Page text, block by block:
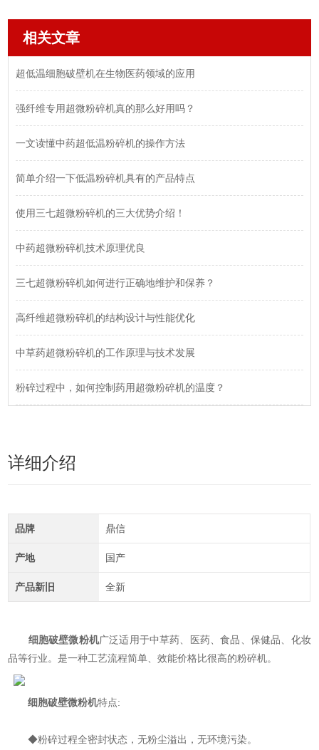
相关文章
超低温细胞破壁机在生物医药领域的应用
强纤维专用超微粉碎机真的那么好用吗？
一文读懂中药超低温粉碎机的操作方法
简单介绍一下低温粉碎机具有的产品特点
使用三七超微粉碎机的三大优势介绍！
中药超微粉碎机技术原理优良
三七超微粉碎机如何进行正确地维护和保养？
高纤维超微粉碎机的结构设计与性能优化
中草药超微粉碎机的工作原理与技术发展
粉碎过程中，如何控制药用超微粉碎机的温度？
详细介绍
品牌 鼎信
产地 国产
产品新旧 全新
细胞破壁微粉机广泛适用于中草药、医药、食品、保健品、化妆
品等行业。是一种工艺流程简单、效能价格比很高的粉碎机。
细胞破壁微粉机特点:
◆粉碎过程全密封状态，无粉尘溢出，无环境污染。